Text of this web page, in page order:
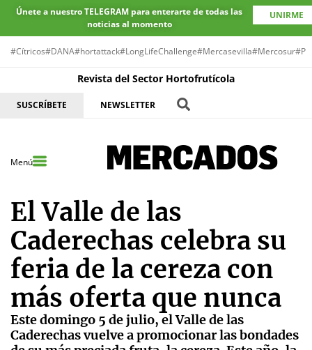
Únete a nuestro TELEGRAM para enterarte de todas las
noticias al momento
UNIRME
#Cítricos#DANA#hortattack#LongLifeChallenge#Mercasevilla#Mercosur
Revista del Sector Hortofrutícola
SUSCRÍBETE NEWSLETTER
Menú
El Valle de las
Caderechas celebra su
feria de la cereza con
más oferta que nunca
Este domingo 5 de julio, el Valle de las
Caderechas vuelve a promocionar las bondades